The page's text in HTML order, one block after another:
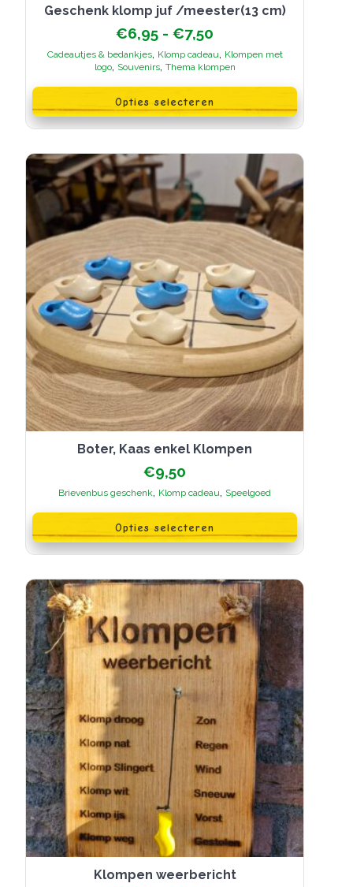
Geschenk klomp juf /meester(13 cm)
€6,95 - €7,50
€6,95
tot
€7,50
Cadeautjes & bedankjes, Klomp cadeau, Klompen met
logo, Souvenirs, Thema klompen
Opties selecteren
product
heeft
meerdere
variaties.
optie
kan
gekozen
worden
de
productpagina
Boter, Kaas enkel Klompen
€9,50
Brievenbus geschenk, Klomp cadeau, Speelgoed
Opties selecteren
product
heeft
meerdere
variaties.
optie
kan
gekozen
worden
op
de
productpagina
Klompen weerbericht